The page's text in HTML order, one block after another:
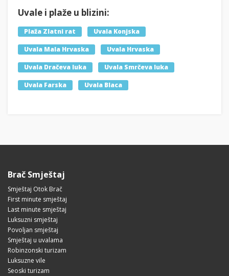
Uvale i plaže u blizini:
Plaža Zlatni rat Uvala Konjska
Uvala Mala Hrvaska Uvala Hrvaska
Uvala Dračeva luka Uvala Smrčeva luka
Uvala Farska Uvala Blaca
Brač Smještaj
Smještaj Otok Brač
First minute smještaj
Last minute smještaj
Luksuzni smještaj
Povoljan smještaj
Smještaj u uvalama
Robinzonski turizam
Luksuzne vile
Seoski turizam